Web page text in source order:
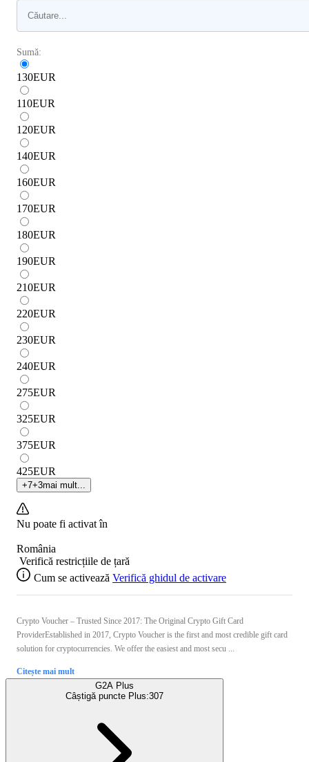
Sumă:
130EUR
110EUR
120EUR
140EUR
160EUR
170EUR
180EUR
190EUR
210EUR
220EUR
230EUR
240EUR
275EUR
325EUR
375EUR
425EUR
+7+3mai mult...
Nu poate fi activat în
România
Verifică restricțiile de țară
Cum se activează Verifică ghidul de activare
Crypto Voucher – Trusted Since 2017: The Original Crypto Gift Card
ProviderEstablished in 2017, Crypto Voucher is the first and most credible gift card
solution for cryptocurrencies. We offer the easiest and most secu ...
Citește mai mult
G2A Plus
Câștigă puncte Plus:307